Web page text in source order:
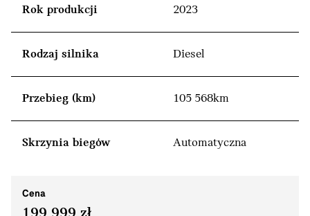
Rok produkcji 2023
Rodzaj silnika Diesel
Przebieg (km) 105 568km
Skrzynia biegów Automatyczna
Cena